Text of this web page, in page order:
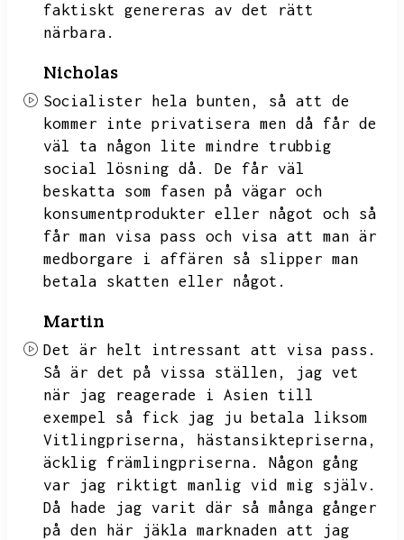
faktiskt genereras av det rätt
närbara.
Nicholas
Socialister hela bunten,
så att de
kommer inte privatisera men då får de
väl ta någon lite mindre trubbig
social lösning då.
De får väl
beskatta som fasen på vägar och
konsumentprodukter eller något och så
får man visa pass och visa att man är
medborgare i affären så slipper man
betala skatten eller något.
Martin
Det är helt intressant att visa pass.
Så är det på vissa ställen,
jag vet
när jag reagerade i Asien till
exempel så fick jag ju betala liksom
Vitlingpriserna,
hästansiktepriserna,
äcklig främlingpriserna.
Någon gång
var jag riktigt manlig vid mig själv.
Då hade jag varit där så många gånger
på den här jäkla marknaden att jag